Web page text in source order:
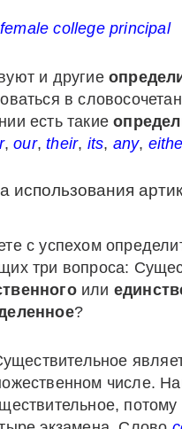
college principal
и другие
в
есть такие
,our,their, its, any,
использования
с успехом
три вопроса:
или
?
числе.